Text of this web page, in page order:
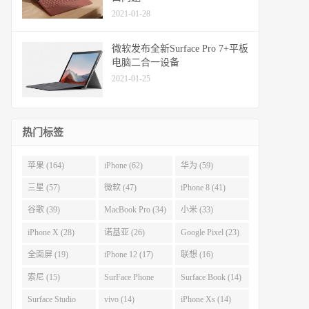
2021-01-28
微软发布全新Surface Pro 7+平板
电脑二合一设备
2021-01-25
热门标签
苹果 (164) iPhone (62) 华为 (59)
三星 (57) 微软 (47) iPhone 8 (41)
谷歌 (39) MacBook Pro (34) 小米 (33)
iPhone X (28) 诺基亚 (26) Google Pixel (23)
全面屏 (19) iPhone 12 (17) 联想 (16)
索尼 (15) SurFace Phone
(14)
Surface Book (14)
Surface Studio vivo (14) iPhone Xs (14)